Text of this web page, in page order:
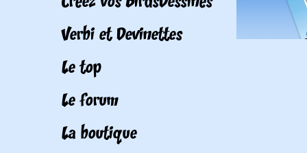
Verbi et Devinettes
Le top
Le forum
La boutique